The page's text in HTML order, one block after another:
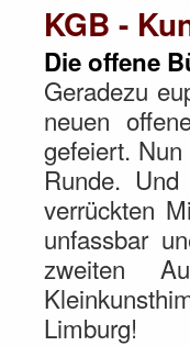
KGB -
Die offene
Geradezu
neuen
gefeiert.
Runde.
verrückten
unfassbar
zweiten
Limburg!